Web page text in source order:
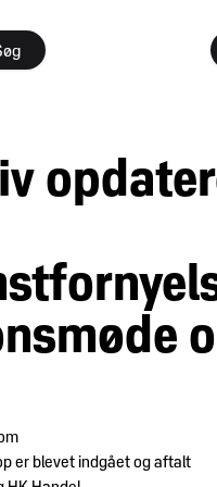
er blevet indgået og aftalt